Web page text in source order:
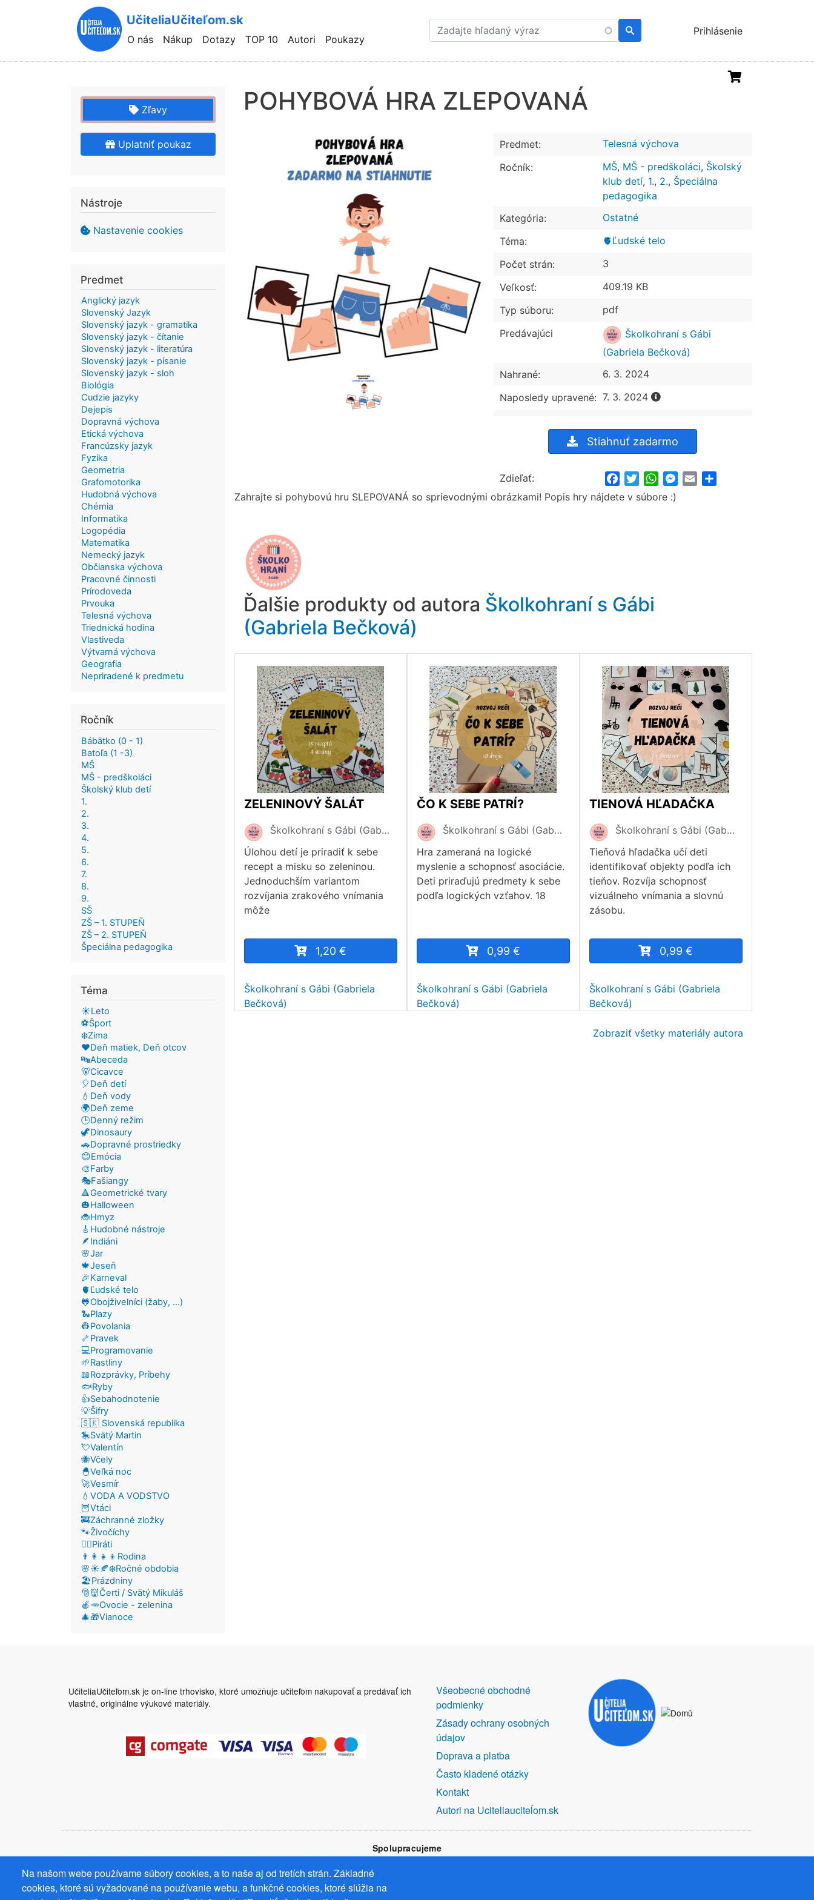
hlavný
UčiteliaUčiteľom.sk
Menu
Prihlásenie
Hlavní
navigace
O nás Nákup Dotazy TOP 10 Autori Poukazy
POHYBOVÁ HRA ZLEPOVANÁ
Predmet:
Telesná výchova
Ročník:
MŠ, MŠ - predškoláci, Školský
klub detí, 1., 2., Špeciálna
pedagogika
Kategória:
Ostatné
Téma:
🫀Ľudské telo
Počet strán:
3
Veľkosť:
409.19 KB
Typ súboru:
pdf
Predávajúci
Školkohraní s Gábi
(Gabriela Bečková)
Nahrané:
6. 3. 2024
Naposledy upravené: 7. 3. 2024
Stiahnuť zadarmo
Zdieľať: FacebookTwitterWhatsApp
Messenger
Email
Zahrajte si pohybovú hru SLEPOVANÁ so sprievodnými obrázkami! Popis hry nájdete v súbore :)
Ďalšie produkty od autora Školkohraní s Gábi
(Gabriela Bečková)
ZELENINOVÝ ŠALÁT
Školkohraní s Gábi (Gabriela Bečková)
Úlohou detí je priradiť k sebe
recept a misku so zeleninou.
Jednoduchším variantom
rozvíjania zrakového vnímania
môže
1,20 €
Školkohraní s Gábi (Gabriela
Bečková)
ČO K SEBE PATRÍ?
Školkohraní s Gábi (Gabriela Bečková)
Hra zameraná na logické
myslenie a schopnosť asociácie.
Deti priraďujú predmety k sebe
podľa logických vzťahov. 18
0,99 €
Školkohraní s Gábi (Gabriela
Bečková)
TIENOVÁ HĽADAČKA
Školkohraní s Gábi (Gabriela Bečková)
Tieňová hľadačka učí deti
identifikovať objekty podľa ich
tieňov. Rozvíja schopnosť
vizuálneho vnímania a slovnú
zásobu.
0,99 €
Školkohraní s Gábi (Gabriela
Bečková)
Zobraziť všetky materiály autora
Zľavy
Uplatniť poukaz
Nástroje
Nastavenie cookies
Predmet
Anglický jazyk
Slovenský Jazyk
Slovenský jazyk - gramatika
Slovenský jazyk - čítanie
Slovenský jazyk - literatúra
Slovenský jazyk - písanie
Slovenský jazyk - sloh
Biológia
Cudzie jazyky
Dejepis
Dopravná výchova
Etická výchova
Francúzsky jazyk
Fyzika
Geometria
Grafomotorika
Hudobná výchova
Chémia
Informatika
Logopédia
Matematika
Nemecký jazyk
Občianska výchova
Pracovné činnosti
Prírodoveda
Prvouka
Telesná výchova
Triednická hodina
Vlastiveda
Výtvarná výchova
Geografia
Nepriradené k predmetu
Ročník
Bábätko (0 - 1)
Batoľa (1 -3)
MŠ
MŠ - predškoláci
Školský klub detí
1.
2.
3.
4.
5.
6.
7.
8.
9.
SŠ
ZŠ – 1. STUPEŇ
ZŠ – 2. STUPEŇ
Špeciálna pedagogika
Téma
☀️Leto
⚽Šport
❄️Zima
❤️Deň matiek, Deň otcov
🔤Abeceda
🐻Cicavce
🎈Deň detí
💧Deň vody
🌍Deň zeme
🕒Denný režim
🦖Dinosaury
🚗Dopravné prostriedky
😊Emócia
🎨Farby
🎭Fašiangy
🔺Geometrické tvary
🎃Halloween
🐞Hmyz
🎸Hudobné nástroje
🪶Indiáni
🌸Jar
🍁Jeseň
🎉Karneval
🫀Ľudské telo
🐸Obojživelníci (žaby, ...)
🐍Plazy
👷Povolania
🦴Pravek
💻Programovanie
🌱Rastliny
📖Rozprávky, Príbehy
🐟Ryby
👍Sebahodnotenie
💡Šifry
🇸🇰 Slovenská republika
🎠Svätý Martin
💘Valentín
🐝Včely
🐣Veľká noc
🚀Vesmír
💧VODA A VODSTVO
🦉Vtáci
🚒Záchranné zložky
🐾Živočíchy
🏴‍☠️Piráti
👨‍👩‍👧‍👦Rodina
🌸☀️🍂❄️Ročné obdobia
🏖️Prázdniny
🎅👹Čerti / Svätý Mikuláš
🍎🥕Ovocie - zelenina
🎄🎁Vianoce
UčiteliaUčiteľom.sk je on-line trhovisko, ktoré umožňuje učiteľom nakupovať a predávať ich
vlastné, originálne výukové materiály.
Na našom webe používame súbory cookies, a to naše aj od tretích strán. Základné
cookies, ktoré sú vyžadované na používanie webu, a funkčné cookies, ktoré slúžia na
DALŠÍ
ODKAZY
Všeobecné obchodné
podmienky
Zásady ochrany osobných
údajov
Doprava a platba
Často kladené otázky
Kontakt
Autori na Uciteliauciteĺom.sk
Spolupracujeme